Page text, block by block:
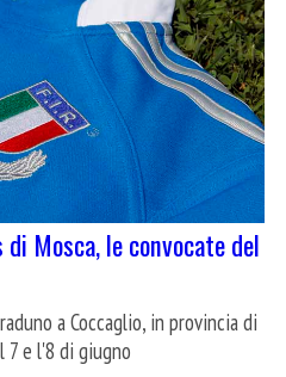
Mosca, le convocate del
a Coccaglio, in provincia di
7 e l'8 di giugno